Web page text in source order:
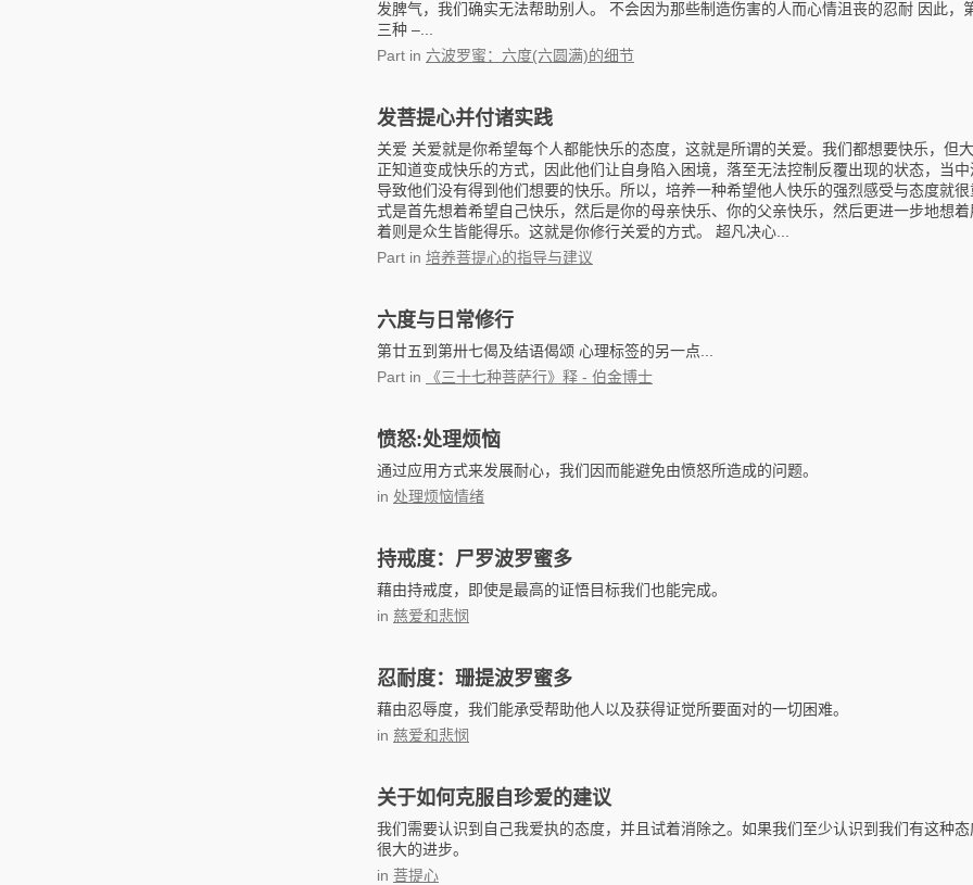
发脾气，我们确实无法帮助别人。 不会因为那些制造伤害的人而心情沮丧的忍耐 因此，
三种 –...
Part in 六波罗蜜：六度(六圆满)的细节
发菩提心并付诸实践
关爱 关爱就是你希望每个人都能快乐的态度，这就是所谓的关爱。我们都想要快乐，但
正知道变成快乐的方式，因此他们让自身陷入困境，落至无法控制反覆出现的状态，当中
导致他们没有得到他们想要的快乐。所以，培养一种希望他人快乐的强烈感受与态度就
式是首先想着希望自己快乐，然后是你的母亲快乐、你的父亲快乐，然后更进一步地想
着则是众生皆能得乐。这就是你修行关爱的方式。 超凡决心...
Part in 培养菩提心的指导与建议
六度与日常修行
第廿五到第卅七偈及结语偈颂 心理标签的另一点...
Part in 《三十七种菩萨行》释 - 伯金博士
愤怒:处理烦恼
通过应用方式来发展耐心，我们因而能避免由愤怒所造成的问题。
in 处理烦恼情绪
持戒度：尸罗波罗蜜多
藉由持戒度，即使是最高的证悟目标我们也能完成。
in 慈爱和悲悯
忍耐度：珊提波罗蜜多
藉由忍辱度，我们能承受帮助他人以及获得证觉所要面对的一切困难。
in 慈爱和悲悯
关于如何克服自珍爱的建议
我们需要认识到自己我爱执的态度，并且试着消除之。如果我们至少认识到我们有这种
很大的进步。
in 菩提心